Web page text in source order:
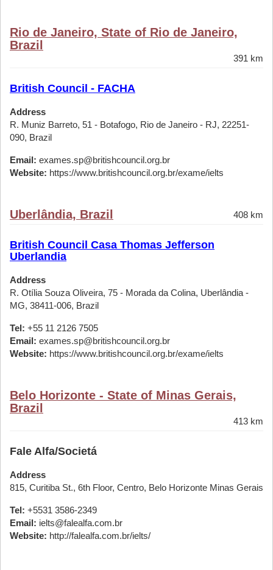
Rio de Janeiro, State of Rio de Janeiro,
Brazil
391 km
British Council - FACHA
Address
R. Muniz Barreto, 51 - Botafogo, Rio de Janeiro - RJ, 22251-
090, Brazil
Email: exames.sp@britishcouncil.org.br
Website: https://www.britishcouncil.org.br/exame/ielts
Uberlândia, Brazil 408 km
British Council Casa Thomas Jefferson
Uberlandia
Address
R. Otília Souza Oliveira, 75 - Morada da Colina, Uberlândia -
MG, 38411-006, Brazil
Tel: +55 11 2126 7505
Email: exames.sp@britishcouncil.org.br
Website: https://www.britishcouncil.org.br/exame/ielts
Belo Horizonte - State of Minas Gerais,
Brazil
413 km
Fale Alfa/Societá
Address
815, Curitiba St., 6th Floor, Centro, Belo Horizonte Minas Gerais
Tel: +5531 3586-2349
Email: ielts@falealfa.com.br
Website: http://falealfa.com.br/ielts/